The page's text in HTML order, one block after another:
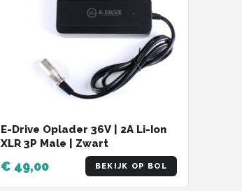
E-Drive Oplader 36V | 2A Li-Ion
XLR 3P Male | Zwart
€ 49,00 BEKIJK OP BOL